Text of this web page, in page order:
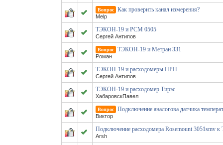
Вопрос Как проверить канал измерения?
Melp
ТЭКОН-19 и РСМ 0505
Сергей Антипов
Вопрос ТЭКОН-19 и Метран 331
Роман
ТЭКОН-19 и расходомеры ПРП
Сергей Антипов
ТЭКОН-19 и расходомер Тирэс
ХабаровскПавел
Вопрос Подключение аналогова датчика
Виктор
Подключение расходомера Rosemount 3051smv
Arsh